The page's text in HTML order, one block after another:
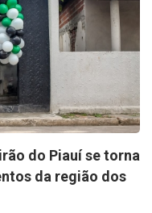
do Piauí se torna
da região dos